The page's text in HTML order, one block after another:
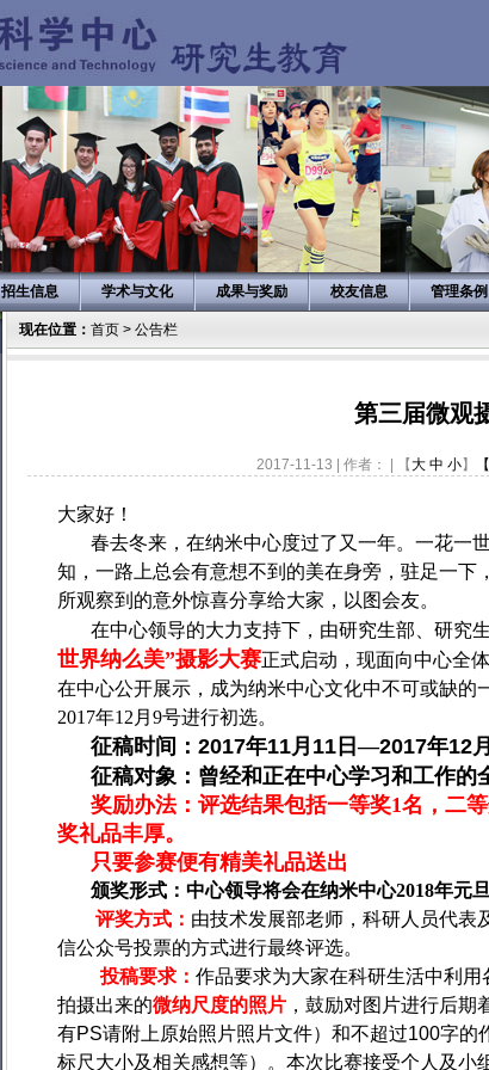
招生信息 学术与文化 成果与奖励 校友信息 管理条例
现在位置： 首页 > 公告栏
第三届微观
2017-11-13 | 作者： | 【大 中 小】
大家好！
春去冬来，在纳米中心度过了又一年。一花一
知，一路上总会有意想不到的美在身旁，驻足一下
所观察到的意外惊喜分享给大家，以图会友。
在中心领导的大力支持下，由研究生部、研究
世界纳么美”摄影大赛正式启动，现面向中心全
在中心公开展示，成为纳米中心文化中不可或缺
2017年12 月 9号进行初选。
征稿时间： 2017年11月 11日—2017年12月
征稿对象：曾经和正在中心学习和工作的
奖励办法：评选结果包括一等奖1名，二
奖礼品丰厚。
只要参赛便有精美礼品送出
颁奖形式：中心领导将会在纳米中心2018年元
评奖方式： 由技术发展部老师，科研人员代表
信公众号投票的方式进行最终评选。
投稿要求： 作品要求为大家在科研生活中利用
拍摄出来的微纳尺度的照片，鼓励对图片进行后期
有PS请附上原始照片照片文件）和不超过100字的
标尺大小及相关感想等）。本次比赛接受个人及小